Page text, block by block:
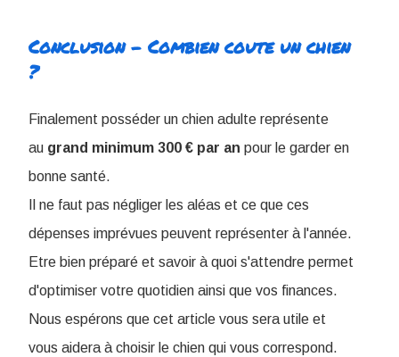
Conclusion - Combien coute un chien
?
Finalement posséder un chien adulte représente
au grand minimum 300 € par an pour le garder en
bonne santé.
Il ne faut pas négliger les aléas et ce que ces
dépenses imprévues peuvent représenter à l'année.
Etre bien préparé et savoir à quoi s'attendre permet
d'optimiser votre quotidien ainsi que vos finances.
Nous espérons que cet article vous sera utile et
vous aidera à choisir le chien qui vous correspond.